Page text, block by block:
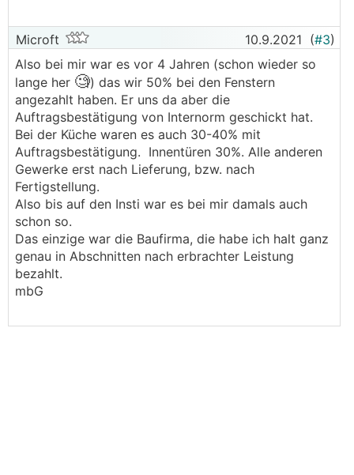
Microft 10.9.2021 (#3)
Also bei mir war es vor 4 Jahren (schon wieder so
lange her 🧐) das wir 50% bei den Fenstern
angezahlt haben. Er uns da aber die
Auftragsbestätigung von Internorm geschickt hat.
Bei der Küche waren es auch 30-40% mit
Auftragsbestätigung. Innentüren 30%. Alle anderen
Gewerke erst nach Lieferung, bzw. nach
Fertigstellung.
Also bis auf den Insti war es bei mir damals auch
schon so.
Das einzige war die Baufirma, die habe ich halt ganz
genau in Abschnitten nach erbrachter Leistung
bezahlt.
mbG